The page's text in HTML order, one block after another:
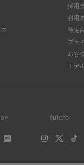
採用
利用
特定
プラ
お客
モデ
fulcro